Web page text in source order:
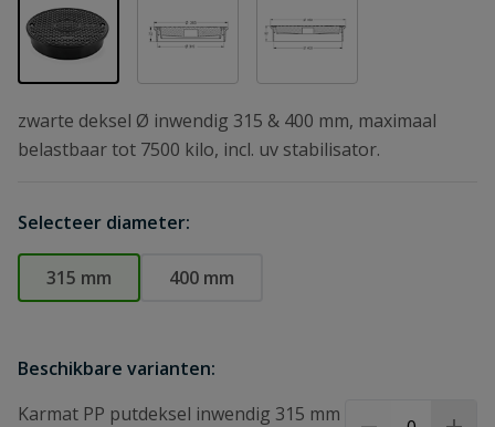
zwarte deksel Ø inwendig 315 & 400 mm, maximaal
belastbaar tot 7500 kilo, incl. uv stabilisator.
Selecteer diameter:
315 mm 400 mm
Beschikbare varianten:
Karmat PP putdeksel inwendig 315 mm